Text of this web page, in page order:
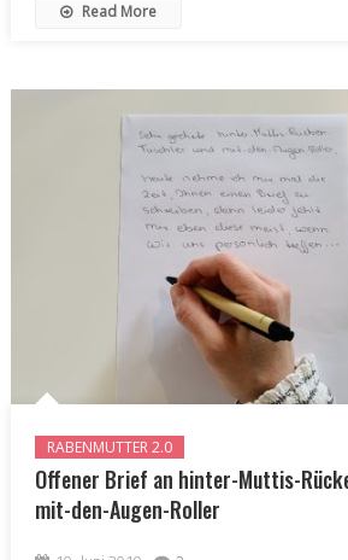
Read More
RABENMUTTER 2.0
Offener Brief an hinter-Muttis-
mit-den-Augen-Roller